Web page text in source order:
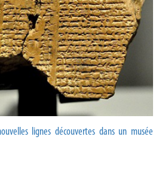
lignes découvertes dans un musée